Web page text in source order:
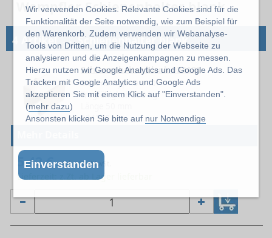
Wir verwenden Cookies. Relevante Cookies sind für die
Funktionalität der Seite notwendig, wie zum Beispiel für
den Warenkorb. Zudem verwenden wir Webanalyse-
Tools von Dritten, um die Nutzung der Webseite zu
analysieren und die Anzeigenkampagnen zu messen.
Hierzu nutzen wir Google Analytics und Google Ads. Das
Tracken mit Google Analytics und Google Ads
akzeptieren Sie mit einem Klick auf "Einverstanden".
(mehr dazu)
Ansonsten klicken Sie bitte auf nur Notwendige
Einverstanden
Wampfler Schienenhalter blank
4 Artikel→Schienenhalter blank
Schienenhalter blank 024120
Schienentyp 40 x 40
Tragfähigkeit 250 kg
024120
5,42 €exkl. 19% MwSt.
Lieferzeit: z.Zt. ab Lager lieferbar